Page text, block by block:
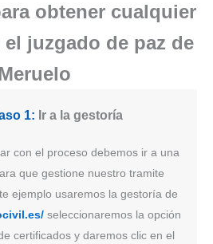
obtener cualquier
juzgado de paz de
1: Ir a la gestoría
con el proceso debemos ir a una
que gestione nuestro tramite
ejemplo usaremos la gestoría de
seleccionaremos la opción
certificados y daremos clic en el